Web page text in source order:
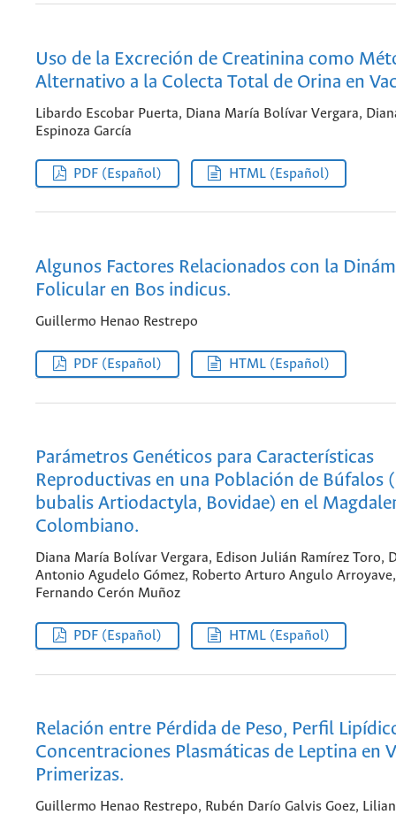
Uso de la Excreción de Creatinina como
Alternativo a la Colecta Total de Orina en
Libardo Escobar Puerta, Diana María Bolívar Vergara,
Espinoza García
PDF (Español) HTML (Español)
Algunos Factores Relacionados con la
Folicular en Bos indicus.
Guillermo Henao Restrepo
PDF (Español) HTML (Español)
Parámetros Genéticos para Características
Reproductivas en una Población de Búfalos
bubalis Artiodactyla, Bovidae) en el
Colombiano.
Diana María Bolívar Vergara, Edison Julián Ramírez Toro,
Antonio Agudelo Gómez, Roberto Arturo Angulo
Fernando Cerón Muñoz
PDF (Español) HTML (Español)
Relación entre Pérdida de Peso, Perfil
Concentraciones Plasmáticas de Leptina en
Primerizas.
Guillermo Henao Restrepo, Rubén Darío Galvis Goez,